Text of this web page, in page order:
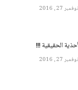
نوفمبر 27, 2016
الحقيقية !!!
نوفمبر 27, 2016